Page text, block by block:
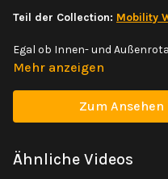
Teil der Collection: Mobility
Egal ob Innen- und
Hingebewegungen, mit
Mehr anzeigen
Zum
Ähnliche Videos